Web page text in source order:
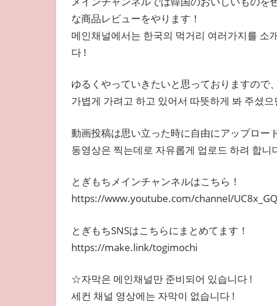
な商品レビューをやります！
메인채널에서는 한국의 먹거리 여러가지를 소
다 !
ゆるくやっていきたいと思っておりますので
가볍게 가려고 하고 있어서 따뜻하게 봐 주셨
動画投稿は思い立った時に自由にアップロー
동영상은 찍는데로 자유롭게 업로드 하려 합니
とぎもちメインチャンネルはこちら！
https://www.youtube.com/channel/
とぎもちSNSはこちらにまとめてます！
https://make.link/togimochi
☆자막은 메인채널만 준비되어 있습니다 !
세컨 채널 영상에는 자막이 없습니다 !